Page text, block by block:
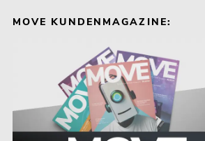
MOVE KUNDENMAGAZINE: